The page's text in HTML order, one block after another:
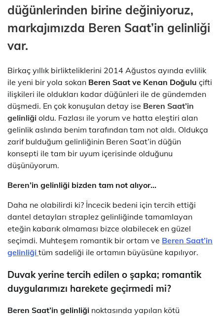
düğünlerinden birine değiniyoruz,
markajımızda Beren Saat’in gelinliği
var.
Birkaç yıllık birlikteliklerini 2014 Ağustos ayında evlilik
ile yeni bir yola sokan Beren Saat ve Kenan Doğulu çifti
ilişkileri ile oldukları kadar düğünleri ile de gündemden
düşmedi. En çok konuşulan detay ise Beren Saat’in
gelinliği oldu. Fazlası ile yorum ve hatta eleştiri alan
gelinlik aslında benim tarafından tam not aldı. Oldukça
zarif bulduğum gelinliğinin Beren Saat’in düğün
konsepti ile tam bir uyum içerisinde olduğunu
düşünüyorum.
Beren’in gelinliği bizden tam not alıyor…
Daha ne olabilirdi ki? İncecik bedeni için tercih ettiği
dantel detayları straplez gelinliğinde tamamlayan
eteğin kabarık olmaması bizce olabilecek en güzel
seçimdi. Muhteşem romantik bir ortam ve Beren Saat’in
gelinliği tüm sadeliği ile ortamın büyüsüne kapılıyor.
Duvak yerine tercih edilen o şapka; romantik
duygularımızı harekete geçirmedi mi?
Beren Saat’in gelinliği noktasında yapılan kötü